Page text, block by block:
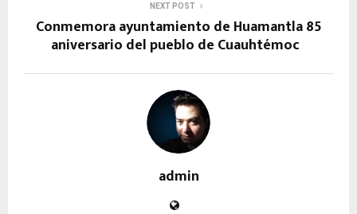
NEXT POST
Conmemora ayuntamiento de Huamantla 85
aniversario del pueblo de Cuauhtémoc
admin